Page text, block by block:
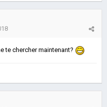
te chercher maintenant?